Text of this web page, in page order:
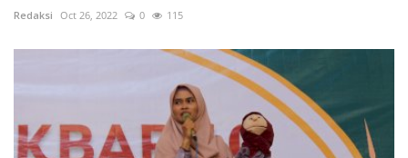
Redaksi Oct 26, 2022 0 115